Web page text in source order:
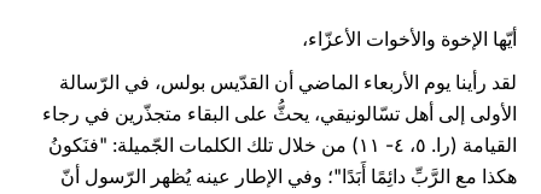
أيّها الإخوة والأخوات الأعزّاء،
لقد رأينا يوم الأربعاء الماضي أن القدّيس بولس، في الرّسالة
الأولى إلى أهل تسّالونيقي، يحثُّ على البقاء متجذّرين في رجاء
القيامة (را. ٥، ٤- ١١) من خلال تلك الكلمات الجّميلة: "فنَكونُ
هكذا مع الرَّبِّ دائِمًا أَبَدًا"؛ وفي الإطار عينه يُظهر الرّسول أنّ